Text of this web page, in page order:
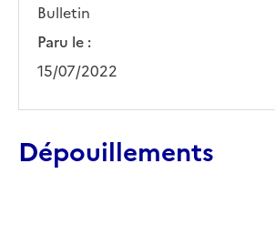
Bulletin
Paru le :
15/07/2022
Dépouillements